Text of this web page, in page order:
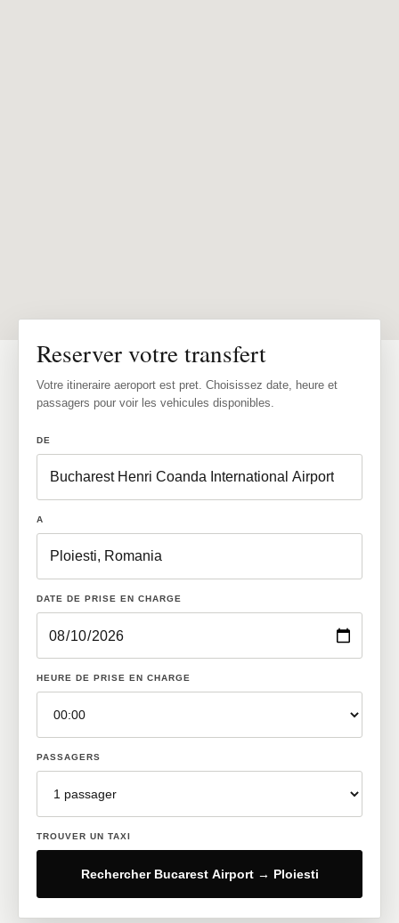
Reserver votre transfert
Votre itineraire aeroport est pret. Choisissez date, heure et
passagers pour voir les vehicules disponibles.
DE
A
DATE DE PRISE EN CHARGE
HEURE DE PRISE EN CHARGE
PASSAGERS
TROUVER UN TAXI
Rechercher Bucarest Airport → Ploiesti